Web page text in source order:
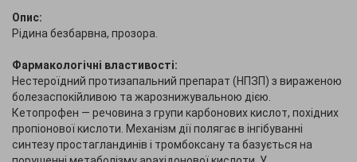
Опис:
Рідина безбарвна, прозора.
Фармакологічні властивості:
Нестероїдний протизапальний препарат (НПЗП) з вираженою
болезаспокійливою та жарознижувальною дією.
Кетопрофен — речовина з групи карбонових кислот, похідних
пропіонової кислоти. Механізм дії полягає в інгібуванні
синтезу простагландинів і тромбоксану та базується на